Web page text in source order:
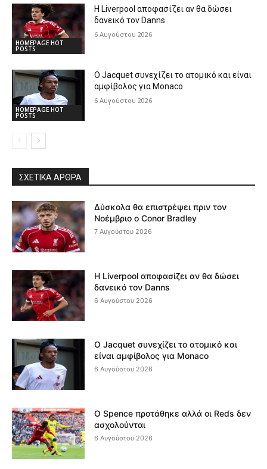
HOMEPAGE HOT
POSTS
Η Liverpool αποφασίζει αν θα δώσει
δανεικό τον Danns
6 Αυγούστου 2026
HOMEPAGE HOT
POSTS
Ο Jacquet συνεχίζει το ατομικό και είναι
αμφίβολος για Monaco
6 Αυγούστου 2026
ΣΧΕΤΙΚΆ ΆΡΘΡΑ
Δύσκολα θα επιστρέψει πριν τον
Νοέμβριο ο Conor Bradley
7 Αυγούστου 2026
Η Liverpool αποφασίζει αν θα δώσει
δανεικό τον Danns
6 Αυγούστου 2026
Ο Jacquet συνεχίζει το ατομικό και
είναι αμφίβολος για Monaco
6 Αυγούστου 2026
Ο Spence προτάθηκε αλλά οι Reds δεν
ασχολούνται
6 Αυγούστου 2026